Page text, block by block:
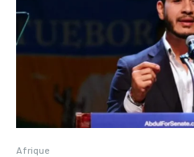
Afrique